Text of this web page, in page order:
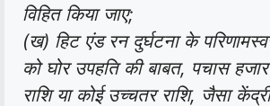
विहित किया जाए;
(ख) हिट एंड रन दुर्घटना के
को घोर उपहति की बाबत, पचास
राशि या कोई उच्चतर राशि, जैसा